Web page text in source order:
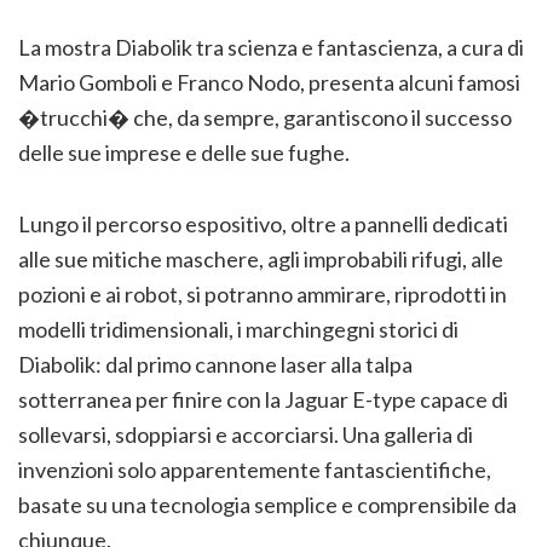
La mostra Diabolik tra scienza e fantascienza, a cura di
Mario Gomboli e Franco Nodo, presenta alcuni famosi
�trucchi� che, da sempre, garantiscono il successo
delle sue imprese e delle sue fughe.
Lungo il percorso espositivo, oltre a pannelli dedicati
alle sue mitiche maschere, agli improbabili rifugi, alle
pozioni e ai robot, si potranno ammirare, riprodotti in
modelli tridimensionali, i marchingegni storici di
Diabolik: dal primo cannone laser alla talpa
sotterranea per finire con la Jaguar E-type capace di
sollevarsi, sdoppiarsi e accorciarsi. Una galleria di
invenzioni solo apparentemente fantascientifiche,
basate su una tecnologia semplice e comprensibile da
chiunque.